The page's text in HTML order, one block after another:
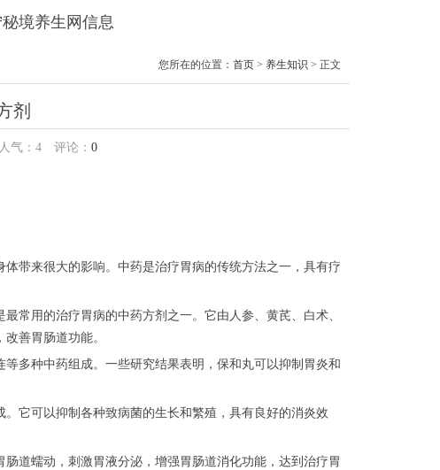
境养生网信息
您所在的位置： 首页 > 养生知识 > 正文
剂
气： 4评论： 0
带来很大的影响。中药是治疗胃病的传统方法之一，具有疗
常用的治疗胃病的中药方剂之一。它由人参、黄芪、白术、
善胃肠道功能。
多种中药组成。一些研究结果表明，保和丸可以抑制胃炎和
它可以抑制各种致病菌的生长和繁殖，具有良好的消炎效
道蠕动，刺激胃液分泌，增强胃肠道消化功能，达到治疗胃